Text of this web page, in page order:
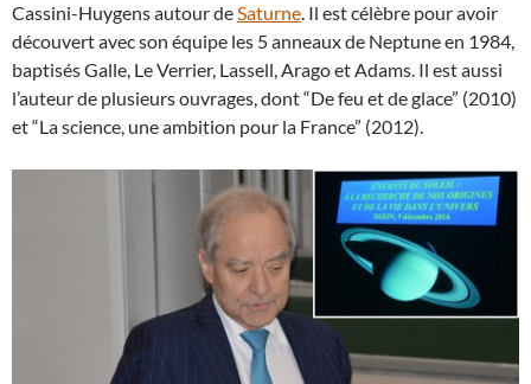
Cassini-Huygens autour deSaturne. Il est célèbre pour avoir
découvert avec son équipe les 5 anneaux de Neptune en 1984,
baptisés Galle, Le Verrier, Lassell, Arago et Adams. Il est aussi
l’auteur de plusieurs ouvrages, dont “De feu et de glace” (2010)
et “La science, une ambition pour la France” (2012).